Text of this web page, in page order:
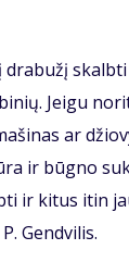
Jeigu
ar
ir būgno
ir kitus itin
Gendvilis.